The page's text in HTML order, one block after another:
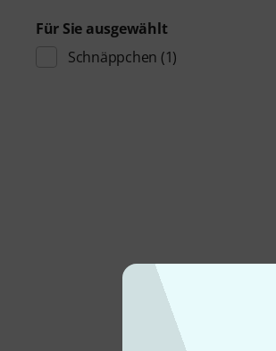
Für Sie ausgewählt
Schnäppchen (1)